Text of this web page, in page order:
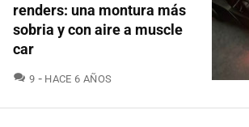
renders: una montura más
sobria y con aire a muscle
car
9 COMENTARIOS
HACE 6 AÑOS